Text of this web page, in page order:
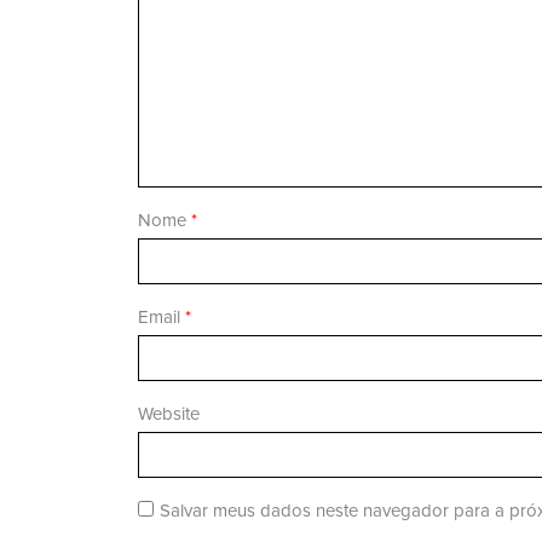
Nome *
Email *
Website
Salvar meus dados neste navegador para a